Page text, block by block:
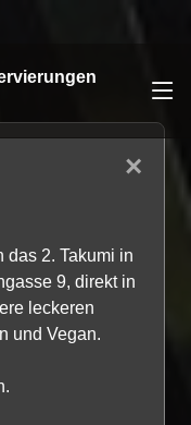
×
das 2. Takumi in
9, direkt in
leckeren
und Vegan.